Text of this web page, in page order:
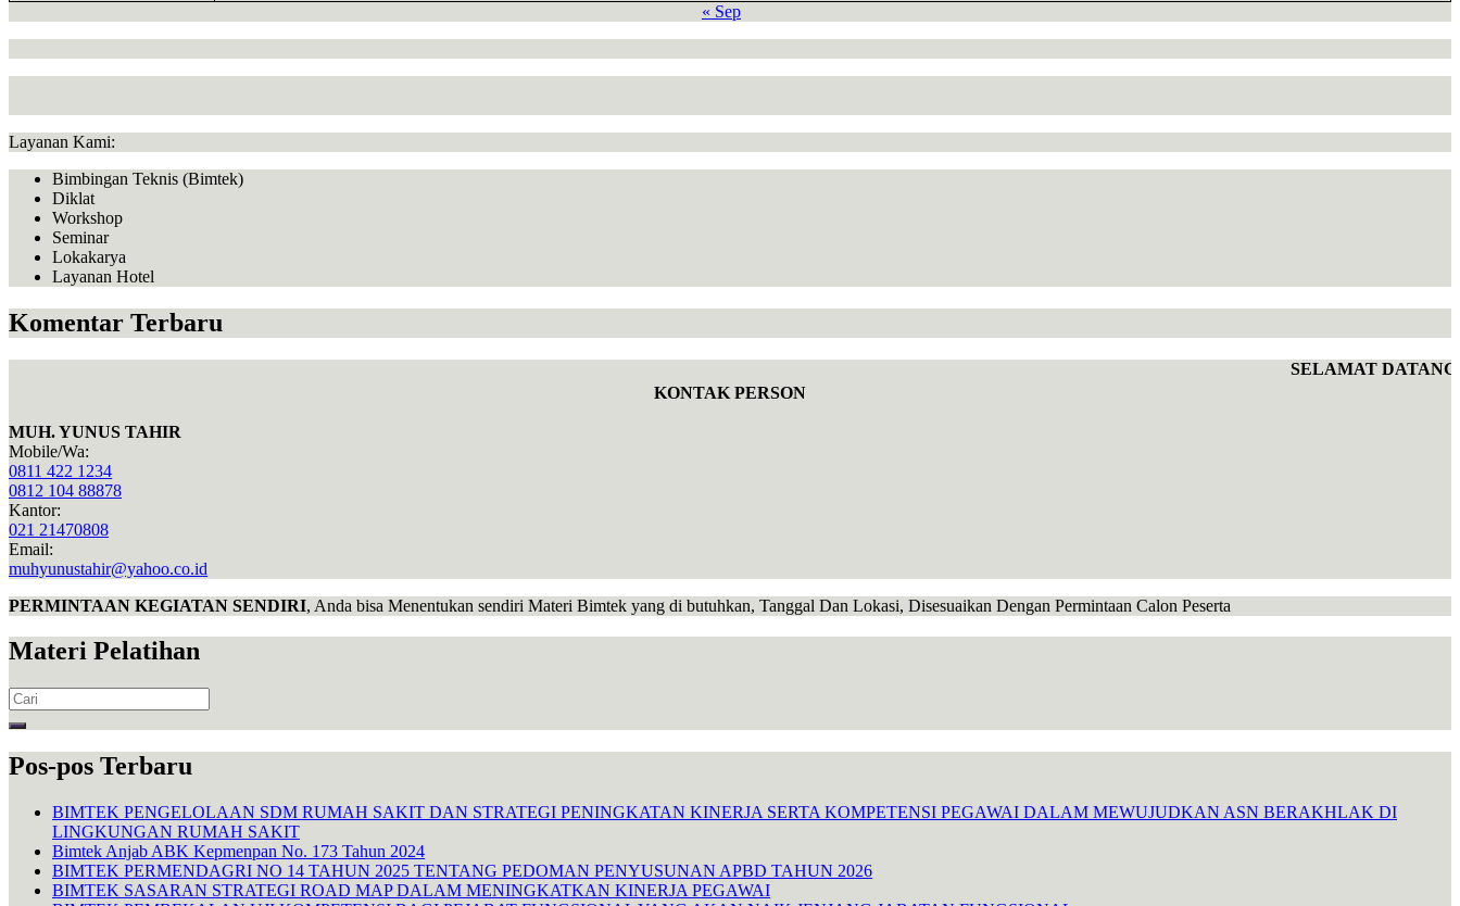
« Sep
Layanan Kami:
Bimbingan Teknis (Bimtek)
Diklat
Workshop
Seminar
Lokakarya
Layanan Hotel
Komentar Terbaru
SELAMAT DATANG
KONTAK PERSON
MUH. YUNUS TAHIR
Mobile/Wa:
0811 422 1234
0812 104 88878
Kantor:
021 21470808
Email:
muhyunustahir@yahoo.co.id
PERMINTAAN KEGIATAN SENDIRI, Anda bisa Menentukan sendiri Materi Bimtek yang di butuhkan, Tanggal Dan Lokasi, Disesuaikan Dengan Permintaan Calon Peserta
Materi Pelatihan
Search
for:
Pos-pos Terbaru
BIMTEK PENGELOLAAN SDM RUMAH SAKIT DAN STRATEGI PENINGKATAN KINERJA SERTA KOMPETENSI PEGAWAI DALAM MEWUJUDKAN ASN BERAKHLAK DI
LINGKUNGAN RUMAH SAKIT
Bimtek Anjab ABK Kepmenpan No. 173 Tahun 2024
BIMTEK PERMENDAGRI NO 14 TAHUN 2025 TENTANG PEDOMAN PENYUSUNAN APBD TAHUN 2026
BIMTEK SASARAN STRATEGI ROAD MAP DALAM MENINGKATKAN KINERJA PEGAWAI